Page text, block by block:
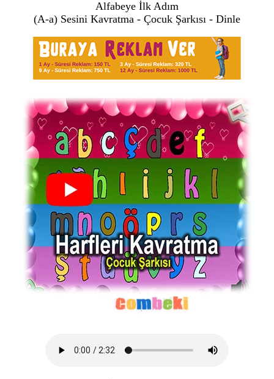
Alfabeye İlk Adım
(A-a) Sesini Kavratma - Çocuk Şarkısı - Dinle